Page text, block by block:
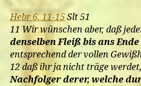
Hebr 6, 11-15Slt 51
11 Wir wünschen aber, daß
denselben Fleiß bis ans
entsprechend der vollen
12 daß ihr ja nicht träge
Nachfolger derer, welche